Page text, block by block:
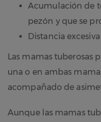
Acumulación de
pezón y que se
Distancia
Las mamas tuberosas
una o en ambas
acompañado de
Aunque las mamas